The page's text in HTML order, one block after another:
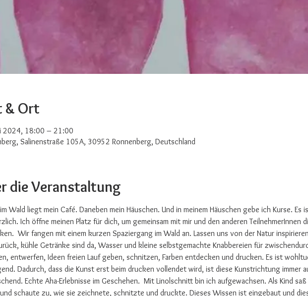
& Ort
2024, 18:00 – 21:00
Salinenstraße 105A, 30952 Ronnenberg, Deutschland
die Veranstaltung
Wald liegt mein Café. Daneben mein Häuschen. Und in meinem Häuschen gebe ich Kurse. Es
Ich öffne meinen Platz für dich, um gemeinsam mit mir und den anderen TeilnehmerInnen
Wir fangen mit einem kurzen Spaziergang im Wald an. Lassen uns von der Natur
kühle Getränke sind da, Wasser und kleine selbstgemachte Knabbereien für
entwerfen, Ideen freien Lauf geben, schnitzen, Farben entdecken und drucken. Es ist
Dadurch, dass die Kunst erst beim drucken vollendet wird, ist diese Kunstrichtung immer
Echte Aha-Erlebnisse im Geschehen.  Mit Linolschnitt bin ich aufgewachsen. Als Kind
schaute zu, wie sie zeichnete, schnitzte und druckte. Dieses Wissen ist eingebaut und